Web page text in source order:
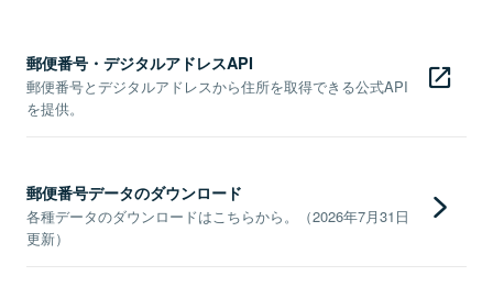
郵便番号・デジタルアドレスAPI
郵便番号とデジタルアドレスから住所を取得できる公式API
を提供。
郵便番号データのダウンロード
各種データのダウンロードはこちらから。（2026年7月31日
更新）